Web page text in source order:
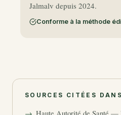
Jalmalv depuis 2024.
Conforme à la méthode
SOURCES CITÉES